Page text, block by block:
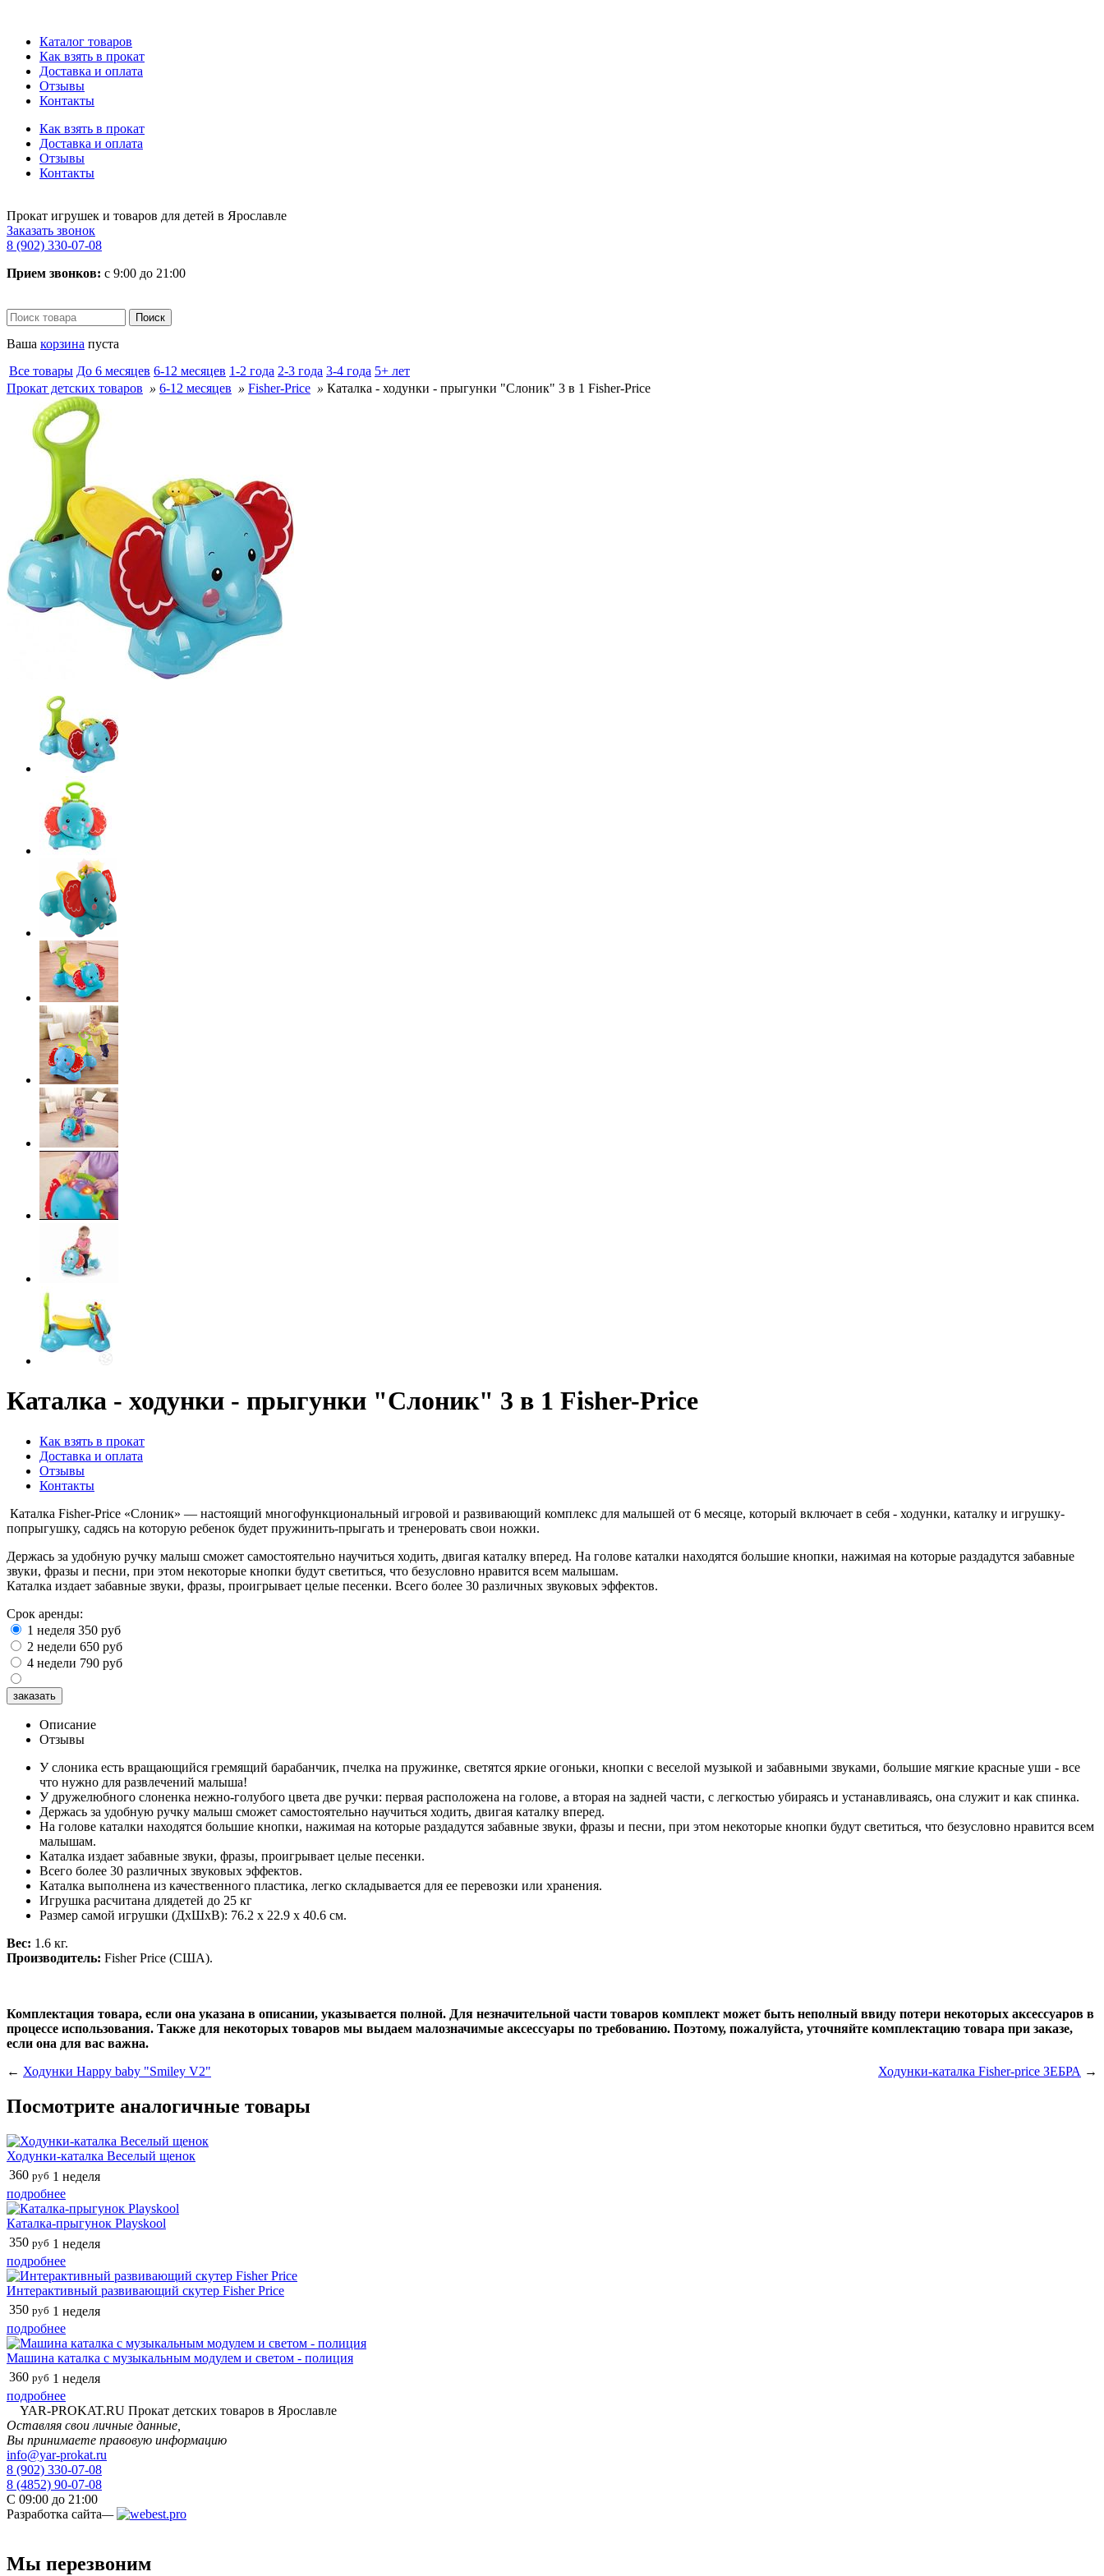
Каталог товаров
Как взять в прокат
Доставка и оплата
Отзывы
Контакты
Как взять в прокат
Доставка и оплата
Отзывы
Контакты
Прокат игрушек и товаров для детей в Ярославле
Заказать звонок
8 (902) 330-07-08
Прием звонков: с 9:00 до 21:00
Ваша корзина пуста
Все товары До 6 месяцев 6-12 месяцев 1-2 года 2-3 года 3-4 года 5+ лет
Прокат детских товаров » 6-12 месяцев » Fisher-Price » Каталка - ходунки - прыгунки "Слоник" 3 в 1 Fisher-Price
Каталка - ходунки - прыгунки "Слоник" 3 в 1 Fisher-Price
Как взять в прокат
Доставка и оплата
Отзывы
Контакты
Каталка Fisher-Price «Слоник» — настоящий многофункциональный игровой и развивающий комплекс для малышей от 6 месяце, который включает в себя - ходунки, каталку и игрушку-
попрыгушку, садясь на которую ребенок будет пружинить-прыгать и тренеровать свои ножки.
Держась за удобную ручку малыш сможет самостоятельно научиться ходить, двигая каталку вперед. На голове каталки находятся большие кнопки, нажимая на которые раздадутся забавные
звуки, фразы и песни, при этом некоторые кнопки будут светиться, что безусловно нравится всем малышам.
Каталка издает забавные звуки, фразы, проигрывает целые песенки. Всего более 30 различных звуковых эффектов.
Срок аренды:
1 неделя 350 руб
2 недели 650 руб
4 недели 790 руб
Описание
Отзывы
У слоника есть вращающийся гремящий барабанчик, пчелка на пружинке, светятся яркие огоньки, кнопки с веселой музыкой и забавными звуками, большие мягкие красные уши - все
что нужно для развлечений малыша!
У дружелюбного слоненка нежно-голубого цвета две ручки: первая расположена на голове, а вторая на задней части, с легкостью убираясь и устанавливаясь, она служит и как спинка.
Держась за удобную ручку малыш сможет самостоятельно научиться ходить, двигая каталку вперед.
На голове каталки находятся большие кнопки, нажимая на которые раздадутся забавные звуки, фразы и песни, при этом некоторые кнопки будут светиться, что безусловно нравится всем
малышам.
Каталка издает забавные звуки, фразы, проигрывает целые песенки.
Всего более 30 различных звуковых эффектов.
Каталка выполнена из качественного пластика, легко складывается для ее перевозки или хранения.
Игрушка расчитана длядетей до 25 кг
Размер самой игрушки (ДхШхВ): 76.2 x 22.9 x 40.6 см.
Вес: 1.6 кг.
Производитель: Fisher Price (США).
Комплектация товара, если она указана в описании, указывается полной. Для незначительной части товаров комплект может быть неполный ввиду потери некоторых аксессуаров в
процессе использования. Также для некоторых товаров мы выдаем малозначимые аксессуары по требованию. Поэтому, пожалуйста, уточняйте комплектацию товара при заказе,
если она для вас важна.
← Ходунки Happy baby "Smiley V2" Ходунки-каталка Fisher-price ЗЕБРА →
Посмотрите аналогичные товары
Ходунки-каталка Веселый щенок
360 руб 1 неделя
подробнее
Каталка-прыгунок Playskool
350 руб 1 неделя
подробнее
Интерактивный развивающий скутер Fisher Price
350 руб 1 неделя
подробнее
Машина каталка с музыкальным модулем и светом - полиция
360 руб 1 неделя
подробнее
YAR-PROKAT.RU Прокат детских товаров в Ярославле
Оставляя свои личные данные,
Вы принимаете правовую информацию
info@yar-prokat.ru
8 (902) 330-07-08
8 (4852) 90-07-08
C 09:00 до 21:00
Разработка сайта—
Мы перезвоним